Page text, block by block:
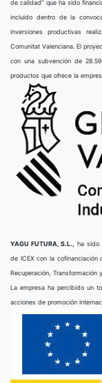
de calidad” que ha sido
incluido dentro de la
inversiones productivas
Comunitat Valenciana. El
con una subvención de
productos que ofrece la
YAGU FUTURA, S.L.,
ha sido
de ICEX con la cofinanciación
Recuperación, Transformación
La empresa ha percibido un
acciones de promoción